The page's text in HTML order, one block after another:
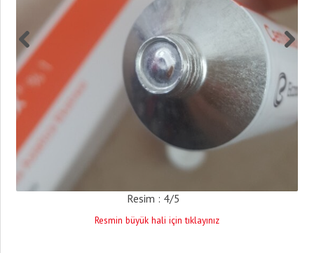
Resim : 4/5
Resmin büyük hali için tıklayınız